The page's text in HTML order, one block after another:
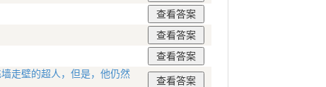
走壁的超人，但是，他仍然